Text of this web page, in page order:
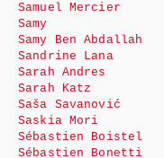
Samuel Mercier
Samy
Samy Ben Abdallah
Sandrine Lana
Sarah Andres
Sarah Katz
Saša Savanović
Saskia Mori
Sébastien Boistel
Sébastien Bonetti